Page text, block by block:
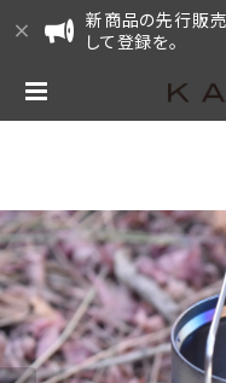
新商品の先行販売
して登録を。